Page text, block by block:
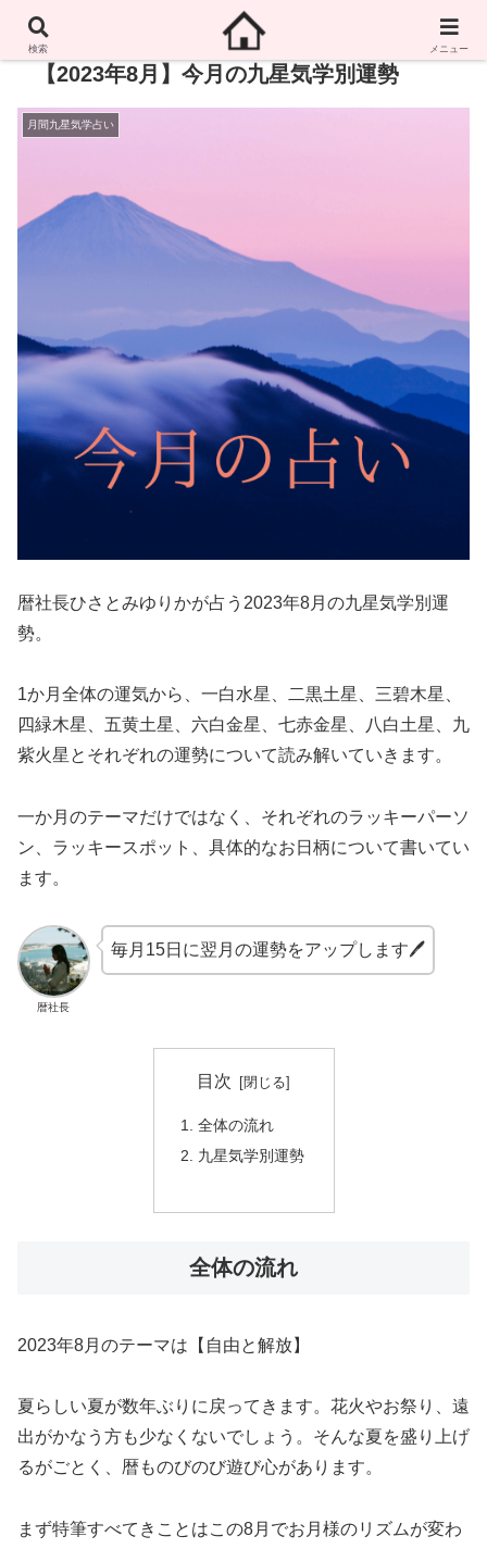
【2023年8月】今月の九星気学別運勢
月間九星気学占い
暦社長ひさとみゆりかが占う2023年8月の九星気学別運
勢。
1か月全体の運気から、一白水星、二黒土星、三碧木星、
四緑木星、五黄土星、六白金星、七赤金星、八白土星、九
紫火星とそれぞれの運勢について読み解いていきます。
一か月のテーマだけではなく、それぞれのラッキーパーソ
ン、ラッキースポット、具体的なお日柄について書いてい
ます。
暦社長
毎月15日に翌月の運勢をアップします🖊
目次
全体の流れ
九星気学別運勢
全体の流れ
2023年8月のテーマは【自由と解放】
夏らしい夏が数年ぶりに戻ってきます。花火やお祭り、遠
出がかなう方も少なくないでしょう。そんな夏を盛り上げ
るがごとく、暦ものびのび遊び心があります。
まず特筆すべてきことはこの8月でお月様のリズムが変わ
検索 メニュー